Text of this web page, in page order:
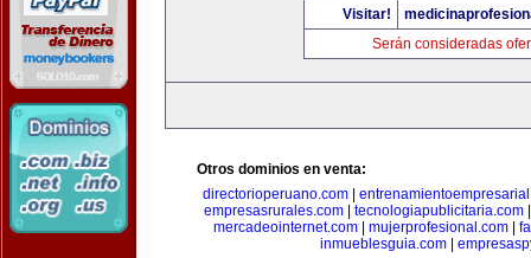
Visitar!
Serán consideradas
Otros dominios en venta:
directorioperuano.com|
empresasrurales.com| tecnologiapublicitaria.com
mercadeointernet.com
mujerprofesional.com
inmueblesguia.com